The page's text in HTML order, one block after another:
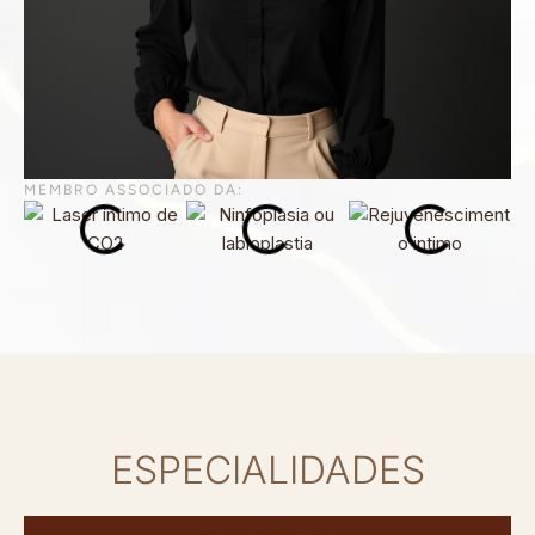
MEMBRO ASSOCIADO DA:
ESPECIALIDADES